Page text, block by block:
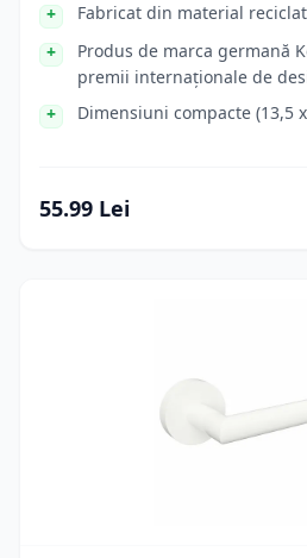
Fabricat din material
Produs de marca germană
premii internaționale de
Dimensiuni compacte (13,5
55.99 Lei